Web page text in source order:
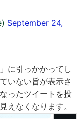
September 24,
に引っかかってし
いない旨が表示さ
ったツイートを投
えなくなります。